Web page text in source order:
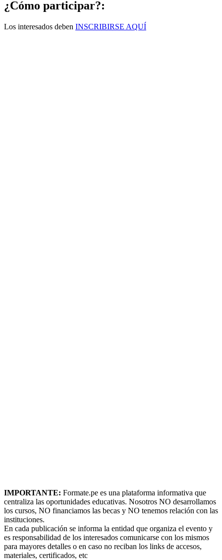
¿Cómo participar?:
Los interesados deben INSCRIBIRSE AQUÍ
IMPORTANTE: Formate.pe es una plataforma informativa que
centraliza las oportunidades educativas. Nosotros NO desarrollamos
los cursos, NO financiamos las becas y NO tenemos relación con las
instituciones.
En cada publicación se informa la entidad que organiza el evento y
es responsabilidad de los interesados comunicarse con los mismos
para mayores detalles o en caso no reciban los links de accesos,
materiales, certificados, etc